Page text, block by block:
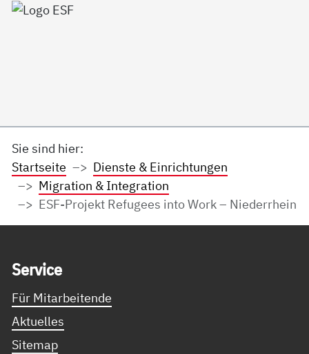
Sie sind hier:
Startseite
Dienste & Einrichtungen
Migration & Integration
ESF-Projekt Refugees into Work – Niederrhein
Ser­vice
Für Mitarbeitende
Aktuelles
Sitemap